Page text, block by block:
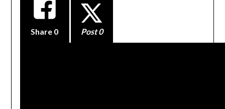
Share 0 Post 0